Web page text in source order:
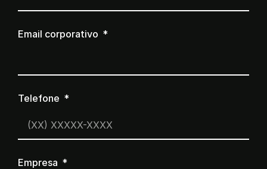
Email corporativo
Telefone
Empresa